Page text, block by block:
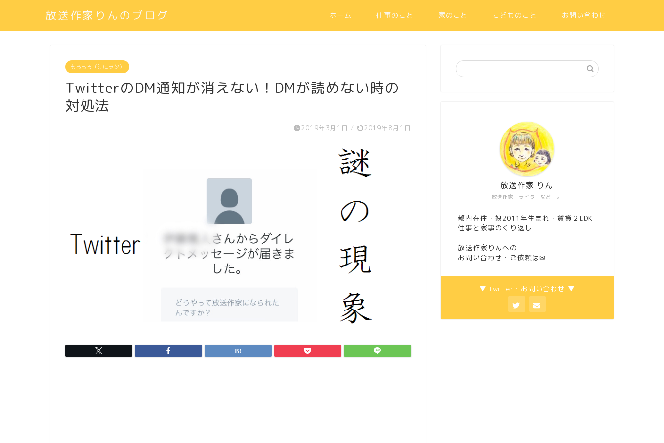
放送作家りんのブログ ホーム 仕事のこと 家のこと こどものこと お問い合わせ
もろもろ（時にヲタ）
TwitterのDM通知が消えない！DMが読めない時の
対処法
2019年3月1日 / 2019年8月1日
放送作家・ライターなど…。
放送作家 りん
都内在住・娘2011年生まれ・賃貸２LDK
仕事と家事のくり返し
放送作家りんへの
お問い合わせ・ご依頼は ✉
▼ twitter・お問い合わせ ▼